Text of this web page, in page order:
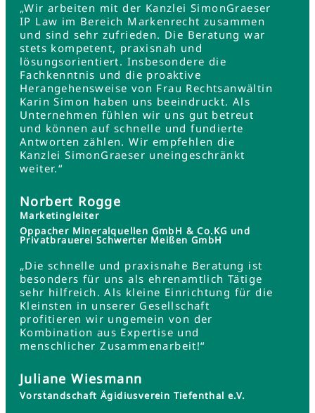
„Wir arbeiten mit der Kanzlei SimonGraeser
IP Law im Bereich Markenrecht zusammen
und sind sehr zufrieden. Die Beratung war
stets kompetent, praxisnah und
lösungsorientiert. Insbesondere die
Fachkenntnis und die proaktive
Herangehensweise von Frau Rechtsanwältin
Karin Simon haben uns beeindruckt. Als
Unternehmen fühlen wir uns gut betreut
und können auf schnelle und fundierte
Antworten zählen. Wir empfehlen die
Kanzlei SimonGraeser uneingeschränkt
weiter.“
Norbert Rogge
Marketingleiter
Oppacher Mineralquellen GmbH & Co.KG und
Privatbrauerei Schwerter Meißen GmbH
„Die schnelle und praxisnahe Beratung ist
besonders für uns als ehrenamtlich Tätige
sehr hilfreich. Als kleine Einrichtung für die
Kleinsten in unserer Gesellschaft
profitieren wir ungemein von der
Kombination aus Expertise und
menschlicher Zusammenarbeit!“
Juliane Wiesmann
Vorstandschaft Ägidiusverein Tiefenthal e.V.